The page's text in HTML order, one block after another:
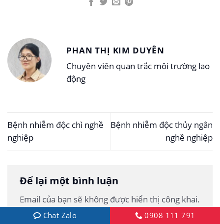
PHAN THỊ KIM DUYÊN
Chuyên viên quan trắc môi trường lao
động
Bệnh nhiễm độc chì nghề
nghiệp
Bệnh nhiễm độc thủy ngân
nghề nghiệp
Để lại một bình luận
Email của bạn sẽ không được hiển thị công khai.
Các trường bắt buộc được đánh dấu*
Chat Zalo 0908 111 791